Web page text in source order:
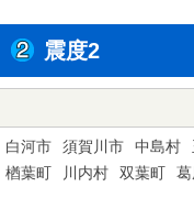
震度2
白河市 須賀川市 中島村
楢葉町
川内村 双葉町